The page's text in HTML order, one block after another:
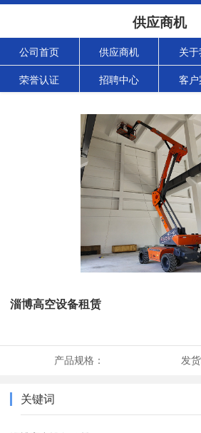
供应商机
公司首页 供应商机 关于
荣誉认证 招聘中心 客户
淄博高空设备租赁
产品规格： 发
关键词